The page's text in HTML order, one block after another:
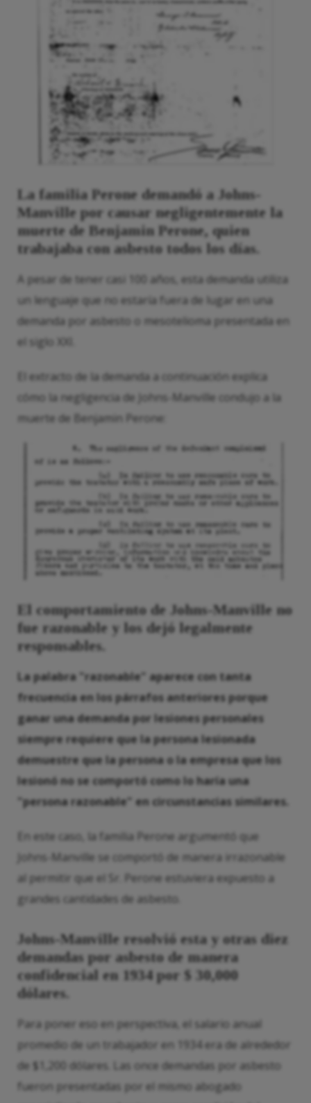
La familia Perone demandó a Johns-
Manville por causar negligentemente la
muerte de Benjamin Perone, quien
trabajaba con asbesto todos los días.
A pesar de tener casi 100 años, esta demanda utiliza
un lenguaje que no estaría fuera de lugar en una
demanda por asbesto o mesotelioma presentada en
el siglo XXI.
El extracto de la demanda a continuación explica
cómo la negligencia de Johns-Manville condujo a la
muerte de Benjamin Perone:
El comportamiento de Johns-Manville no
fue razonable y los dejó legalmente
responsables.
La palabra "razonable" aparece con tanta
frecuencia en los párrafos anteriores porque
ganar una demanda por lesiones personales
siempre requiere que la persona lesionada
demuestre que la persona o la empresa que los
lesionó no se comportó como lo haría una
"persona razonable" en circunstancias similares.
En este caso, la familia Perone argumentó que
Johns-Manville se comportó de manera irrazonable
al permitir que el Sr. Perone estuviera expuesto a
grandes cantidades de asbesto.
Johns-Manville resolvió esta y otras diez
demandas por asbesto de manera
confidencial en 1934 por $ 30,000
dólares.
Para poner eso en perspectiva, el salario anual
promedio de un trabajador en 1934 era de alrededor
de $1,200 dólares. Las once demandas por asbesto
fueron presentadas por el mismo abogado